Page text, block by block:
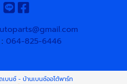
064-825-6446
เบนซ์ - บ้านเบนซ์ออโต้พาร์ท